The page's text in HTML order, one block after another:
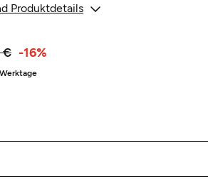
Produktdetails
€ -16%